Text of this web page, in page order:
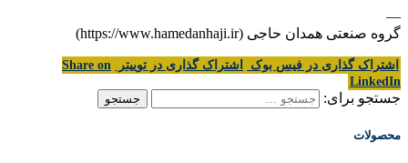
—
گروه صنعتی همدان حاجی (https://www.hamedanhaji.ir)
اشتراک گذاری در فیس بوک اشتراک گذاری در توییتر
Share on
LinkedIn
جستجو برای:
محصولات